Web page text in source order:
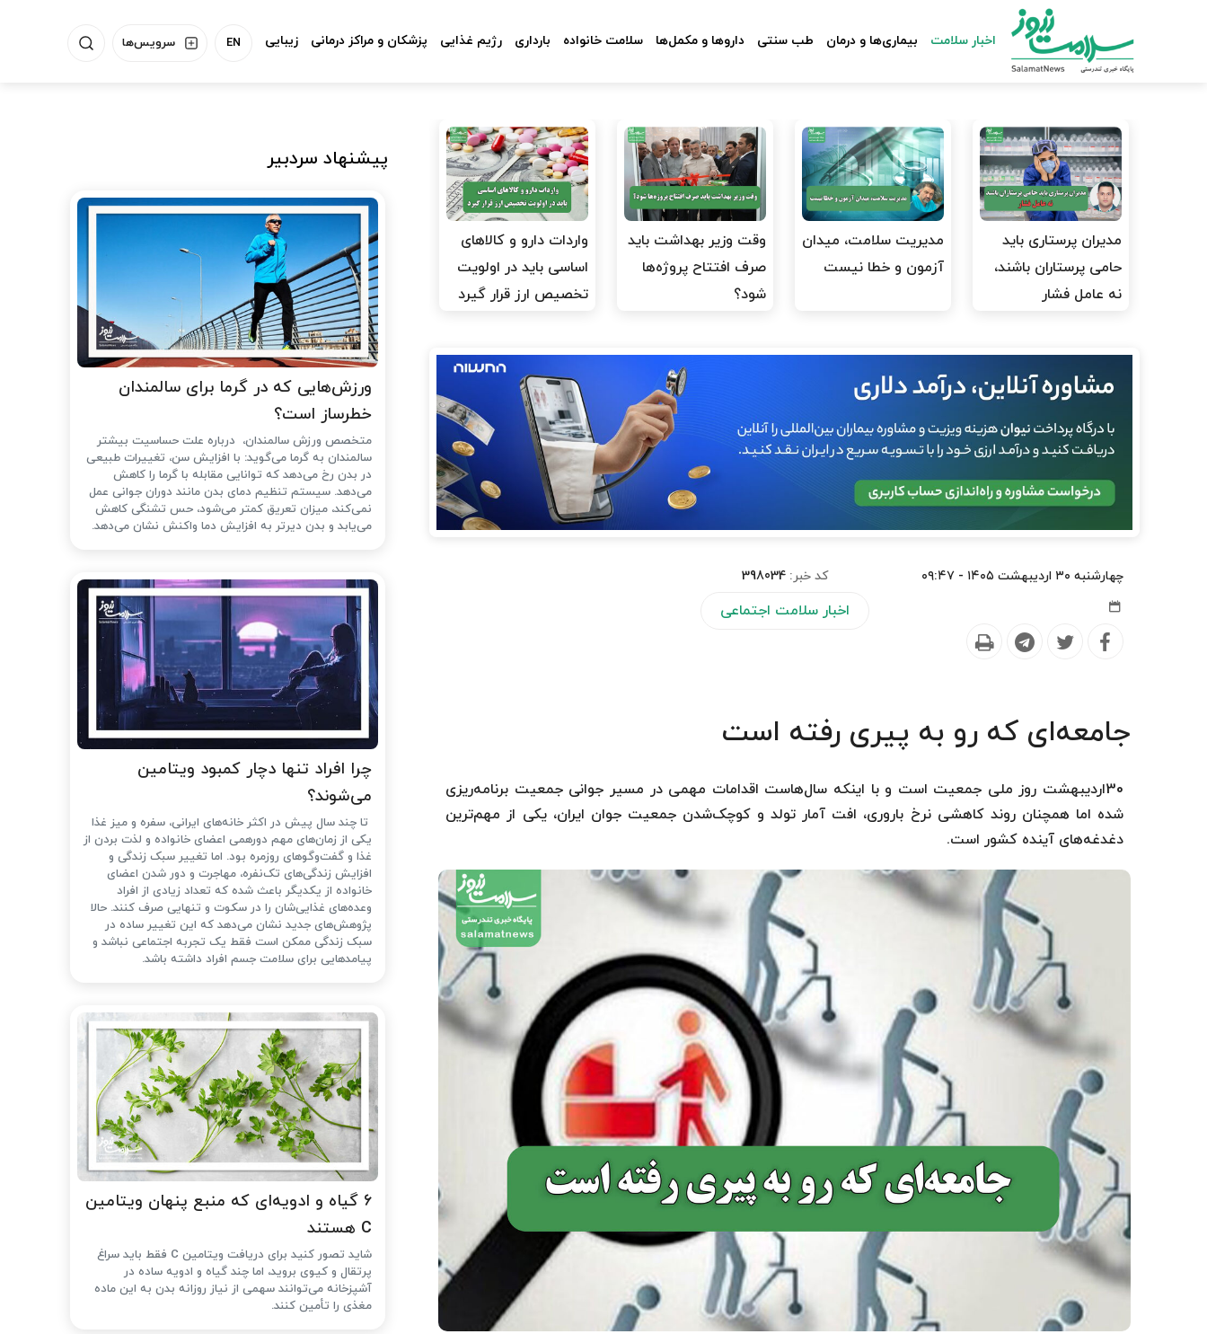
سرویس‌ها EN اخبار سلامت بیماری‌ها و درمان طب سنتی داروها و مکمل‌ها سلامت خانواده بارداری رژیم غذایی پزشکان و مراکز درمانی زیبایی
مدیران پرستاری باید
حامی پرستاران باشند،
نه عامل فشار
مدیریت سلامت، میدان
آزمون و خطا نیست
وقت وزیر بهداشت باید
صرف افتتاح پروژه‌ها
شود؟
واردات دارو و کالاهای
اساسی باید در اولویت
تخصیص ارز قرار گیرد
چهارشنبه ۳۰ اردیبهشت ۱۴۰۵ - ۰۹:۴۷ کد خبر:398034
اخبار سلامت اجتماعی
جامعه‌ای که رو به پیری رفته است
30اردیبهشت روز ملی جمعیت است و با اینکه سال‌هاست اقدامات مهمی در مسیر جوانی جمعیت برنامه‌ریزی
شده اما همچنان روند کاهشی نرخ باروری، افت آمار تولد و کوچک‌شدن جمعیت جوان ایران، یکی از مهم‌ترین
دغدغه‌های آینده کشور است.
پیشنهاد سردبیر
ورزش‌هایی که در گرما برای سالمندان
خطرساز است؟
متخصص ورزش سالمندان، درباره علت حساسیت بیشتر
سالمندان به گرما می‌گوید: با افزایش سن، تغییرات طبیعی
در بدن رخ می‌دهد که توانایی مقابله با گرما را کاهش
می‌دهد. سیستم تنظیم دمای بدن مانند دوران جوانی عمل
نمی‌کند، میزان تعریق کمتر می‌شود، حس تشنگی کاهش
می‌یابد و بدن دیرتر به افزایش دما واکنش نشان می‌دهد.
چرا افراد تنها دچار کمبود ویتامین
می‌شوند؟
تا چند سال پیش در اکثر خانه‌های ایرانی، سفره و میز غذا
یکی از زمان‌های مهم دورهمی اعضای خانواده و لذت بردن از
غذا و گفت‌وگوهای روزمره بود. اما تغییر سبک زندگی و
افزایش زندگی‌های تک‌نفره، مهاجرت و دور شدن اعضای
خانواده از یکدیگر باعث شده که تعداد زیادی از افراد
وعده‌های غذایی‌شان را در سکوت و تنهایی صرف کنند. حالا
پژوهش‌های جدید نشان می‌دهد که این تغییر ساده در
سبک زندگی ممکن است فقط یک تجربه اجتماعی نباشد و
پیامدهایی برای سلامت جسم افراد داشته باشد.
۶ گیاه و ادویه‌ای که منبع پنهان ویتامین
C هستند
شاید تصور کنید برای دریافت ویتامین C فقط باید سراغ
پرتقال و کیوی بروید، اما چند گیاه و ادویه ساده در
آشپزخانه می‌توانند سهمی از نیاز روزانه بدن به این ماده
مغذی را تأمین کنند.